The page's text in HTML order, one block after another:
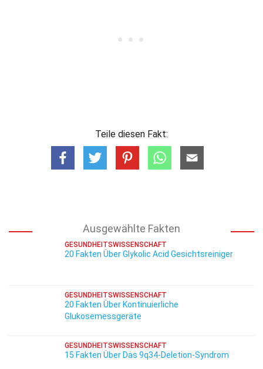
Teile diesen Fakt:
Ausgewählte Fakten
GESUNDHEITSWISSENSCHAFT
20 Fakten Über Glykolic Acid Gesichtsreiniger
GESUNDHEITSWISSENSCHAFT
20 Fakten Über Kontinuierliche
Glukosemessgeräte
GESUNDHEITSWISSENSCHAFT
15 Fakten Über Das 9q34-Deletion-Syndrom